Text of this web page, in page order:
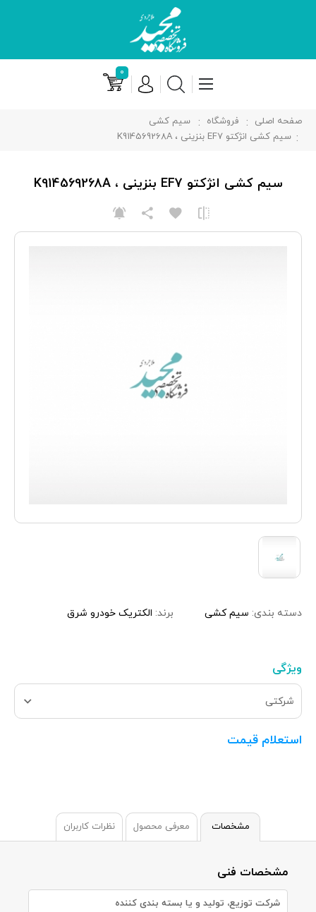
۰
صفحه اصلی فروشگاه
سیم کشی
سیم کشی انژکتو EF7 بنزینی ، K914569268A
دسته بندی: سیم کشی برند: الکتریک خودرو شرق
ویژگی
شرکتی
استعلام قیمت
سیم کشی انژکتو EF7 بنزینی ، K914569268A
مشخصات معرفی محصول نظرات کاربران
مشخصات فنی
شرکت توزیع، تولید و یا بسته بندی کننده